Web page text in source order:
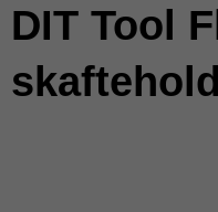
DIT Tool